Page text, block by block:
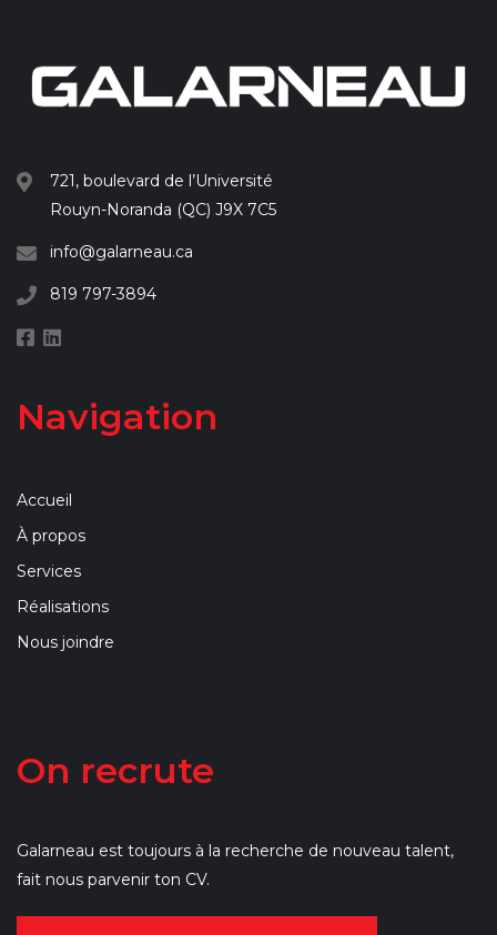
721, boulevard de l’Université
Rouyn-Noranda (QC) J9X 7C5
info@galarneau.ca
819 797-3894
Navigation
Accueil
À propos
Services
Réalisations
Nous joindre
On recrute
Galarneau est toujours à la recherche de nouveau talent,
fait nous parvenir ton CV.